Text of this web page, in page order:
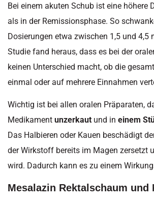
Bei einem akuten Schub ist eine höhere
als in der Remissionsphase. So
Dosierungen etwa zwischen 1,5 und 4,5
Studie fand heraus, dass es bei der
keinen Unterschied macht, ob die
einmal oder auf mehrere Einnahmen
Wichtig ist bei allen oralen Präparaten,
Medikament unzerkaut und in einem
Das Halbieren oder Kauen beschädigt
der Wirkstoff bereits im Magen zersetzt
wird. Dadurch kann es zu einem
Mesalazin Rektalschaum und